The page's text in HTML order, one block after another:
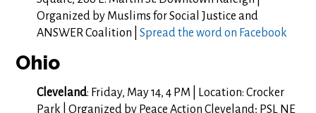
Organized by Muslims for Social Justice and
ANSWER Coalition |Spread the word on Facebook
Ohio
Cleveland: Friday, May 14, 4 PM | Location: Crocker
Park | Organized by Peace Action Cleveland; PSL NE